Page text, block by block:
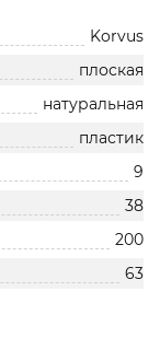
Korvus
плоская
натуральная
пластик
9
38
200
63